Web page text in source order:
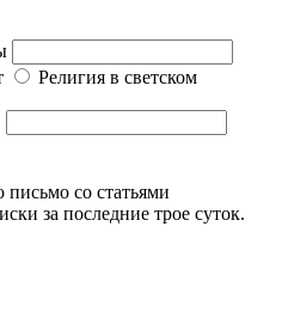
Религия в светском
письмо со статьями
за последние трое суток.